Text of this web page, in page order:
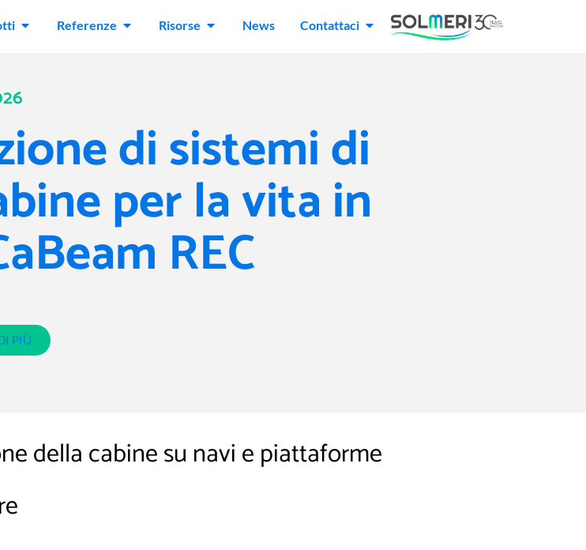
Referenze Risorse News Contattaci
di sistemi di
per la vita in
REC
PIÙ
della cabine su navi e piattaforme